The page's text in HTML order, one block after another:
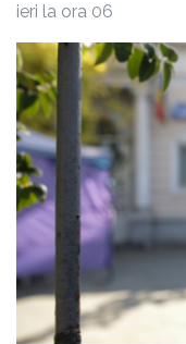
ieri la ora 06